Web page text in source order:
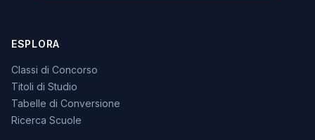
ESPLORA
Classi di Concorso
Titoli di Studio
Tabelle di Conversione
Ricerca Scuole